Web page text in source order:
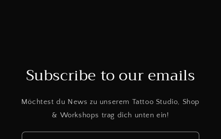
Subscribe to our emails
Möchtest du News zu unserem Tattoo Studio, Shop
& Workshops trag dich unten ein!